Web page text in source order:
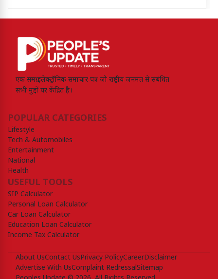
एक समग्र इलेक्ट्रॉनिक समाचार पत्र जो राष्ट्रीय जनमत से संबंधित
सभी मुद्दों पर केंद्रित है।
POPULAR CATEGORIES
Lifestyle
Tech & Automobiles
Entertainment
National
Health
USEFUL TOOLS
SIP Calculator
Personal Loan Calculator
Car Loan Calculator
Education Loan Calculator
Income Tax Calculator
About UsContact UsPrivacy PolicyCareerDisclaimer
Advertise With UsComplaint RedressalSitemap